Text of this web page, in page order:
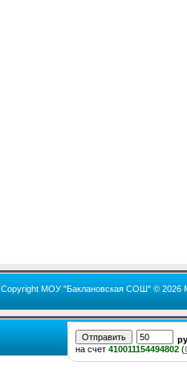
Copyright МОУ "Баклановская СОШ" © 2026
на счет 410011154494802 (